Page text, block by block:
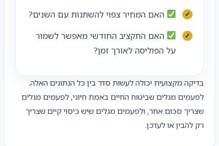
האם המחיר צפוי להשתנות עם השנים?
האם התקציב החודשי מאפשר לשמור
על הפוליסה לאורך זמן?
בדיקה מקצועית יכולה לעשות סדר בין כל הנתונים האלה.
לפעמים מגלים שביטוח החיים באמת חיוני, לפעמים מגלים
שצריך סכום אחר, ולפעמים מגלים שיש כיסוי קיים שצריך
רק להבין או לעדכן.